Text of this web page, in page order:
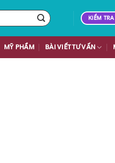
KIỂM
MỸ PHẨM BÀI VIẾT TƯ VẤN